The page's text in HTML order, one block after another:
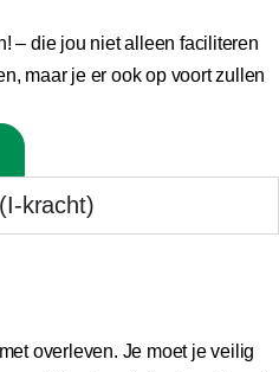
– die jou niet alleen faciliteren
maar je er ook op voort zullen
kracht)
overleven. Je moet je veilig